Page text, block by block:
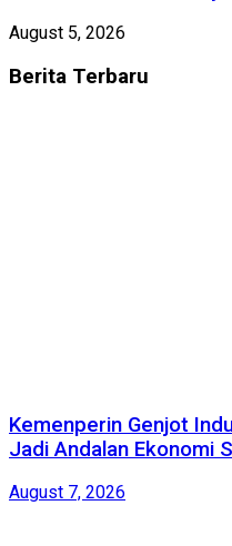
August 5, 2026
Berita Terbaru
Kemenperin Genjot
Jadi Andalan Ekonomi
August 7, 2026